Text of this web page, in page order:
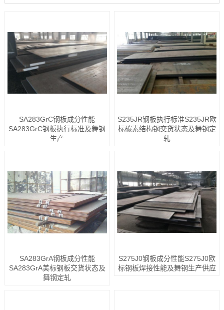
SA283GrC钢板成分性能
SA283GrC钢板执行标准及舞钢
生产
S235JR钢板执行标准S235JR欧
标碳素结构钢交货状态及舞钢定
轧
SA283GrA钢板成分性能
SA283GrA美标钢板交货状态及
舞钢定轧
S275J0钢板成分性能S275J0欧
标钢板焊接性能及舞钢生产供应